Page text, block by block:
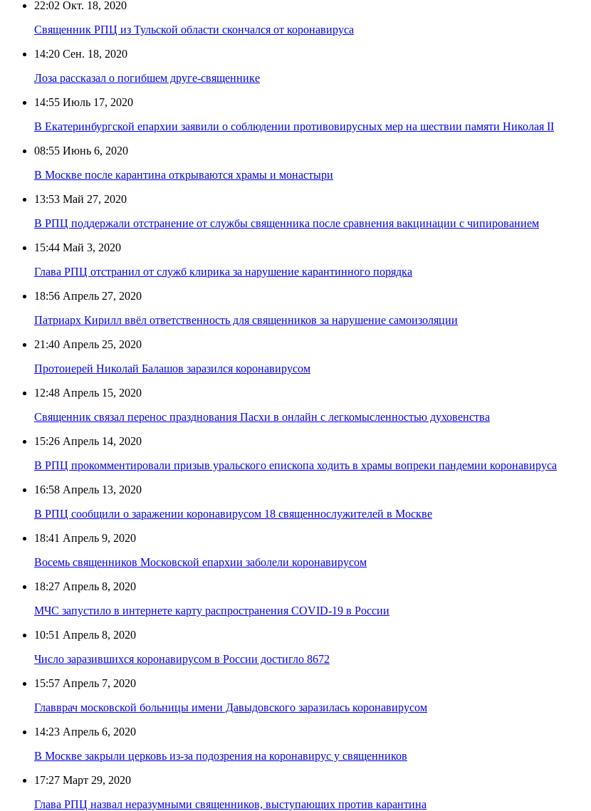
22:02 Окт. 18, 2020
Священник РПЦ из Тульской области скончался от коронавируса
14:20 Сен. 18, 2020
Лоза рассказал о погибшем друге-священнике
14:55 Июль 17, 2020
В Екатеринбургской епархии заявили о соблюдении противовирусных мер на шествии памяти Николая II
08:55 Июнь 6, 2020
В Москве после карантина открываются храмы и монастыри
13:53 Май 27, 2020
В РПЦ поддержали отстранение от службы священника после сравнения вакцинации с чипированием
15:44 Май 3, 2020
Глава РПЦ отстранил от служб клирика за нарушение карантинного порядка
18:56 Апрель 27, 2020
Патриарх Кирилл ввёл ответственность для священников за нарушение самоизоляции
21:40 Апрель 25, 2020
Протоиерей Николай Балашов заразился коронавирусом
12:48 Апрель 15, 2020
Священник связал перенос празднования Пасхи в онлайн с легкомысленностью духовенства
15:26 Апрель 14, 2020
В РПЦ прокомментировали призыв уральского епископа ходить в храмы вопреки пандемии коронавируса
16:58 Апрель 13, 2020
В РПЦ сообщили о заражении коронавирусом 18 священнослужителей в Москве
18:41 Апрель 9, 2020
Восемь священников Московской епархии заболели коронавирусом
18:27 Апрель 8, 2020
МЧС запустило в интернете карту распространения COVID-19 в России
10:51 Апрель 8, 2020
Число заразившихся коронавирусом в России достигло 8672
15:57 Апрель 7, 2020
Главврач московской больницы имени Давыдовского заразилась коронавирусом
14:23 Апрель 6, 2020
В Москве закрыли церковь из-за подозрения на коронавирус у священников
17:27 Март 29, 2020
Глава РПЦ назвал неразумными священников, выступающих против карантина